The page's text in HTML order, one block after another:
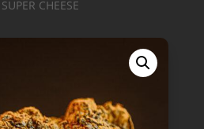
CHEESE